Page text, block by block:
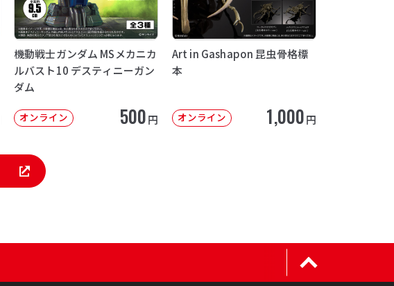
機動戦士ガンダム MSメカニカ
ルバスト10 デスティニーガン
ダム
オンライン 500円
Art in Gashapon 昆虫骨格標
本
オンライン 1,000円